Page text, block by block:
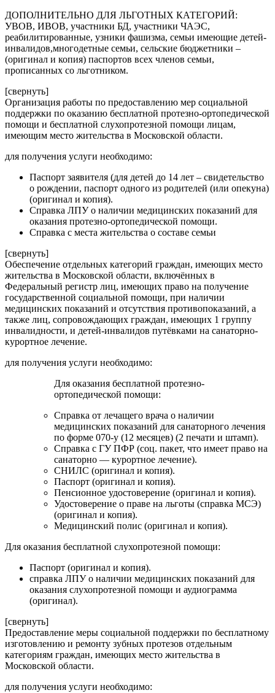
ДОПОЛНИТЕЛЬНО ДЛЯ ЛЬГОТНЫХ КАТЕГОРИЙ:
УВОВ, ИВОВ, участники БД, участники ЧАЭС,
реабилитированные, узники фашизма, семьи имеющие детей-
инвалидов,многодетные семьи, сельские бюджетники –
(оригинал и копия) паспортов всех членов семьи,
прописанных со льготником.
[свернуть]
Организация работы по предоставлению мер социальной
поддержки по оказанию бесплатной протезно-ортопедической
помощи и бесплатной слухопротезной помощи лицам,
имеющим место жительства в Московской области.
для получения услуги необходимо:
Паспорт заявителя (для детей до 14 лет – свидетельство
о рождении, паспорт одного из родителей (или опекуна)
(оригинал и копия).
Справка ЛПУ о наличии медицинских показаний для
оказания протезно-ортопедической помощи.
Справка с места жительства о составе семьи
[свернуть]
Обеспечение отдельных категорий граждан, имеющих место
жительства в Московской области, включённых в
Федеральный регистр лиц, имеющих право на получение
государственной социальной помощи, при наличии
медицинских показаний и отсутствия противопоказаний, а
также лиц, сопровождающих граждан, имеющих 1 группу
инвалидности, и детей-инвалидов путёвками на санаторно-
курортное лечение.
для получения услуги необходимо:
Для оказания бесплатной протезно-
ортопедической помощи:
Справка от лечащего врача о наличии
медицинских показаний для санаторного лечения
по форме 070-у (12 месяцев) (2 печати и штамп).
Справка с ГУ ПФР (соц. пакет, что имеет право на
санаторно — курортное лечение).
СНИЛС (оригинал и копия).
Паспорт (оригинал и копия).
Пенсионное удостоверение (оригинал и копия).
Удостоверение о праве на льготы (справка МСЭ)
(оригинал и копия).
Медицинский полис (оригинал и копия).
Для оказания бесплатной слухопротезной помощи:
Паспорт (оригинал и копия).
справка ЛПУ о наличии медицинских показаний для
оказания слухопротезной помощи и аудиограмма
(оригинал).
[свернуть]
Предоставление меры социальной поддержки по бесплатному
изготовлению и ремонту зубных протезов отдельным
категориям граждан, имеющих место жительства в
Московской области.
для получения услуги необходимо: